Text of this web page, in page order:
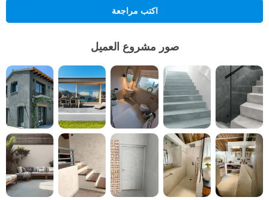
اكتب مراجعة
صور مشروع العميل